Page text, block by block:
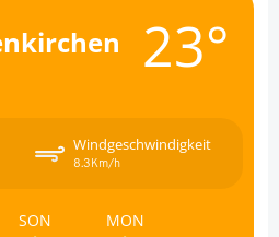
23°
Windgeschwindigkeit
8.3Km/h
SON MON